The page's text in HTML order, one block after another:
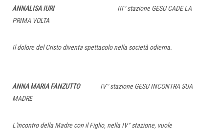
ANNALISA IURIIII° stazione GESU CADE LA
PRIMA VOLTA
Il dolore del Cristo diventa spettacolo nella società odierna.
ANNA MARIA FANZUTTOIV° stazione GESU INCONTRA SUA
MADRE
L'incontro della Madre con il Figlio, nella IV° stazione, vuole